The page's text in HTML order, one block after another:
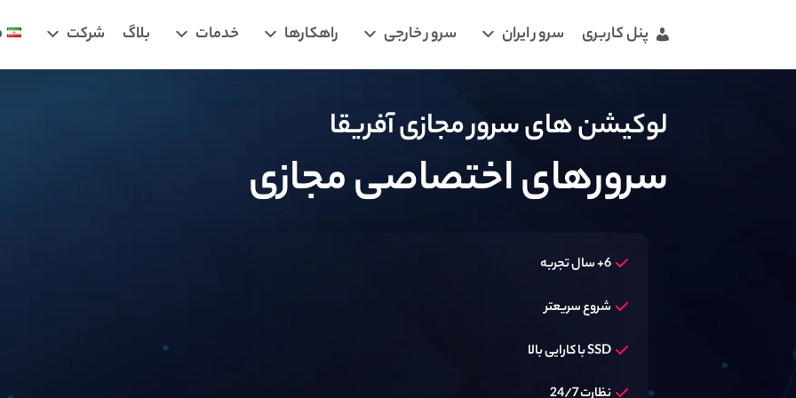
پنل کاربری سرور ایران سرور خارجی راهکارها خدمات بلاگ شرکت
لوکیشن های سرور مجازی آفریقا
سرورهای اختصاصی مجازی
6+ سال تجربه
شروع سریعتر
SSD با کارایی بالا